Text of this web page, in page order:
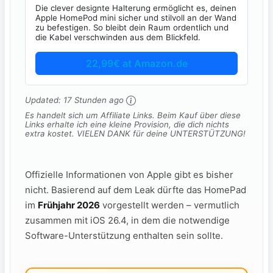
Die clever designte Halterung ermöglicht es, deinen
Apple HomePod mini sicher und stilvoll an der Wand
zu befestigen. So bleibt dein Raum ordentlich und
die Kabel verschwinden aus dem Blickfeld.
22,99€ at Amazon.de
Updated: 17 Stunden ago
Es handelt sich um Affiliate Links. Beim Kauf über diese
Links erhalte ich eine kleine Provision, die dich nichts
extra kostet. VIELEN DANK für deine UNTERSTÜTZUNG!
Offizielle Informationen von Apple gibt es bisher
nicht. Basierend auf dem Leak dürfte das HomePad
im Frühjahr 2026 vorgestellt werden – vermutlich
zusammen mit iOS 26.4, in dem die notwendige
Software-Unterstützung enthalten sein sollte.